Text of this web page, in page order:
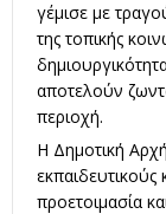
γέμισε με
της τοπικής
αποτελούν
περιοχή.
Η Δημοτική
προετοιμασία